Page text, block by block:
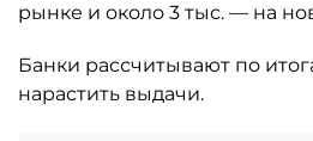
рынке и около 3 тыс. — на
Банки рассчитывают по
нарастить выдачи.